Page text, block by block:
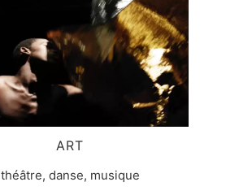
ART
théâtre, danse, musique